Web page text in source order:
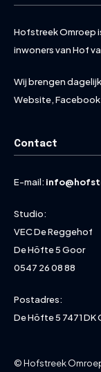
Hofstreek Omroep
inwoners van Hof
Wij brengen
Website,
Contact
E-mail:
Studio:
VEC De Reggehof
De Höfte 5 Goor
0547 26 08 88
Postadres:
De Höfte 5 7471 DK
© Hofstreek